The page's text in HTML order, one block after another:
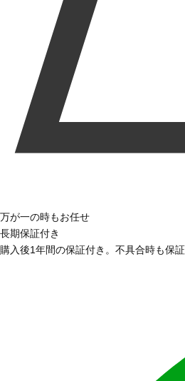
万が一の時もお任せ
長期保証付き
購入後1年間の保証付き。不具合時も保